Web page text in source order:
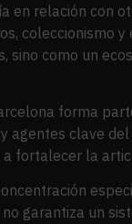
en relación con
coleccionismo
como un
forma
agentes clave
fortalecer la
garantiza un